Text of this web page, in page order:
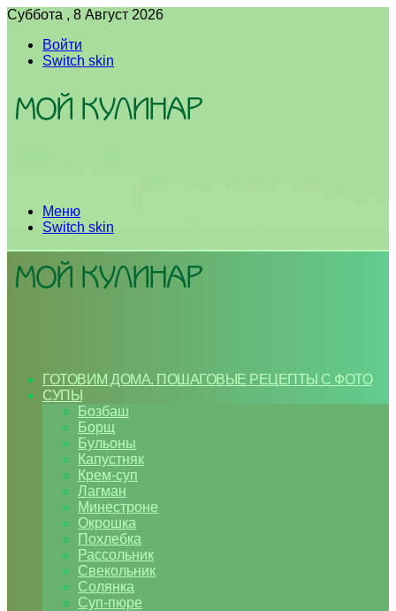
Суббота , 8 Август 2026
Войти
Switch skin
Меню
Switch skin
ГОТОВИМ ДОМА. ПОШАГОВЫЕ РЕЦЕПТЫ С ФОТО
СУПЫ
Бозбаш
Борщ
Бульоны
Капустняк
Крем-суп
Лагман
Минестроне
Окрошка
Похлебка
Рассольник
Свекольник
Солянка
Суп-пюре